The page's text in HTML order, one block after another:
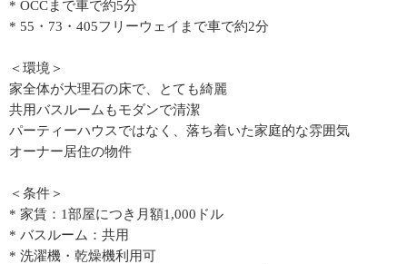
* OCCまで車で約5分
* 55・73・405フリーウェイまで車で約2分
＜環境＞
家全体が大理石の床で、とても綺麗
共用バスルームもモダンで清潔
パーティーハウスではなく、落ち着いた家庭的な雰囲気
オーナー居住の物件
＜条件＞
* 家賃：1部屋につき月額1,000ドル
* バスルーム：共用
* 洗濯機・乾燥機利用可